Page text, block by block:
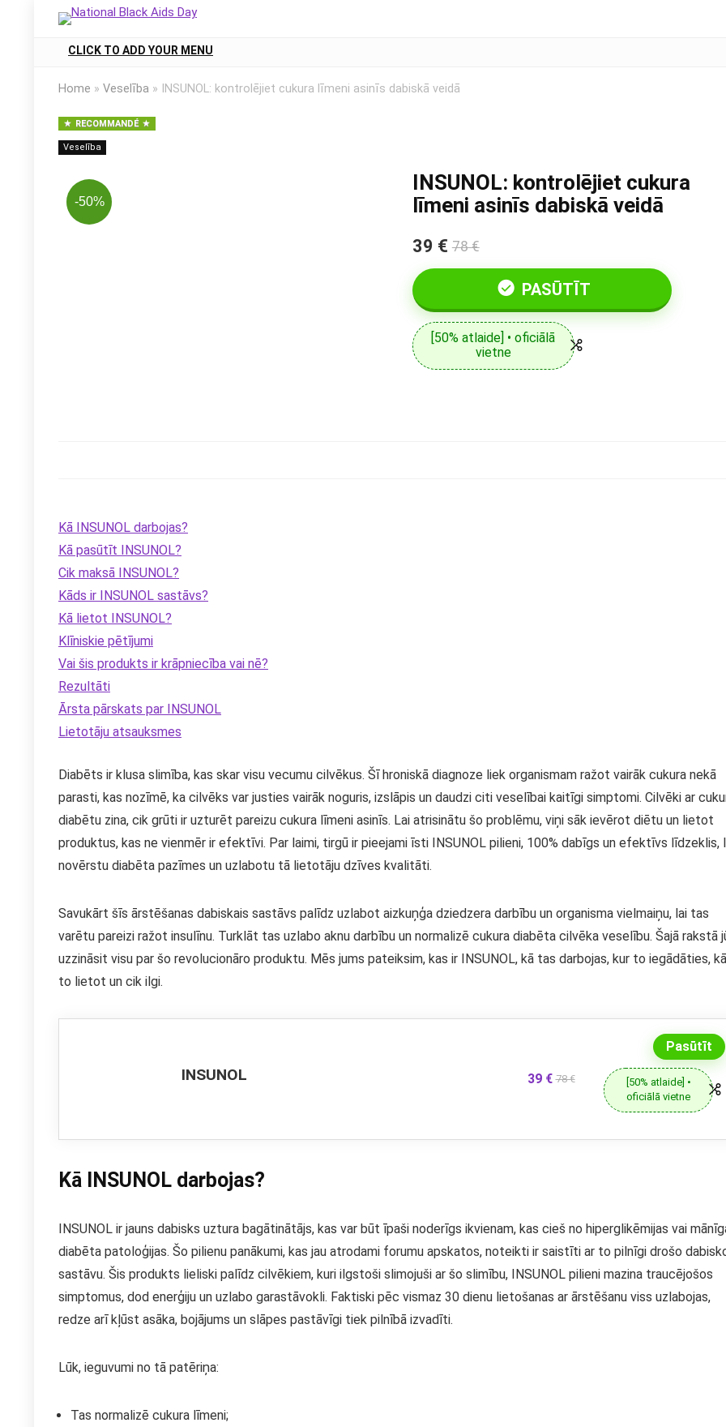
CLICK TO ADD YOUR MENU
Home » Veselība » INSUNOL: kontrolējiet cukura līmeni asinīs dabiskā veidā
RECOMMANDÉ
Veselība
-50%
INSUNOL: kontrolējiet cukura
līmeni asinīs dabiskā veidā
39 € 78 €
PASŪTĪT
[50% atlaide] • oficiālā
vietne
Kā INSUNOL darbojas?
Kā pasūtīt INSUNOL?
Cik maksā INSUNOL?
Kāds ir INSUNOL sastāvs?
Kā lietot INSUNOL?
Klīniskie pētījumi
Vai šis produkts ir krāpniecība vai nē?
Rezultāti
Ārsta pārskats par INSUNOL
Lietotāju atsauksmes
Diabēts ir klusa slimība, kas skar visu vecumu cilvēkus. Šī hroniskā diagnoze liek organismam ražot vairāk cukura nekā
parasti, kas nozīmē, ka cilvēks var justies vairāk noguris, izslāpis un daudzi citi veselībai kaitīgi simptomi. Cilvēki ar
diabētu zina, cik grūti ir uzturēt pareizu cukura līmeni asinīs. Lai atrisinātu šo problēmu, viņi sāk ievērot diētu un lietot
produktus, kas ne vienmēr ir efektīvi. Par laimi, tirgū ir pieejami īsti INSUNOL pilieni, 100% dabīgs un efektīvs līdzeklis,
novērstu diabēta pazīmes un uzlabotu tā lietotāju dzīves kvalitāti.
Savukārt šīs ārstēšanas dabiskais sastāvs palīdz uzlabot aizkuņģa dziedzera darbību un organisma vielmaiņu, lai tas
varētu pareizi ražot insulīnu. Turklāt tas uzlabo aknu darbību un normalizē cukura diabēta cilvēka veselību. Šajā rakstā
uzzināsit visu par šo revolucionāro produktu. Mēs jums pateiksim, kas ir INSUNOL, kā tas darbojas, kur to iegādāties, kā
to lietot un cik ilgi.
INSUNOL 39 € 78 €
Pasūtīt
[50% atlaide] •
oficiālā vietne
Kā INSUNOL darbojas?
INSUNOL ir jauns dabisks uztura bagātinātājs, kas var būt īpaši noderīgs ikvienam, kas cieš no hiperglikēmijas vai
diabēta patoloģijas. Šo pilienu panākumi, kas jau atrodami forumu apskatos, noteikti ir saistīti ar to pilnīgi drošo
sastāvu. Šis produkts lieliski palīdz cilvēkiem, kuri ilgstoši slimojuši ar šo slimību, INSUNOL pilieni mazina traucējošos
simptomus, dod enerģiju un uzlabo garastāvokli. Faktiski pēc vismaz 30 dienu lietošanas ar ārstēšanu viss uzlabojas,
redze arī kļūst asāka, bojājums un slāpes pastāvīgi tiek pilnībā izvadīti.
Lūk, ieguvumi no tā patēriņa:
Tas normalizē cukura līmeni;